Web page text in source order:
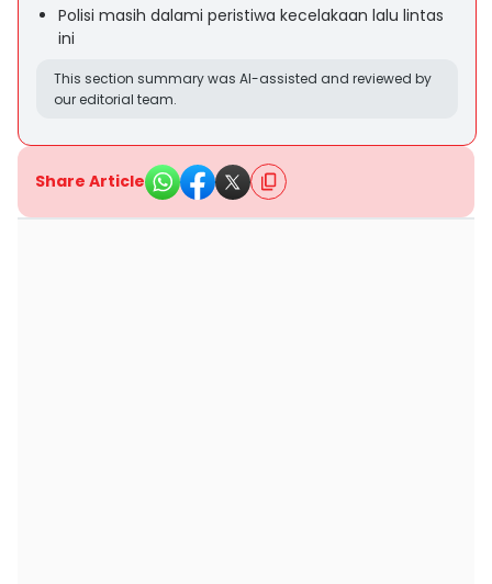
Polisi masih dalami peristiwa kecelakaan lalu lintas
ini
This section summary was AI-assisted and reviewed by
our editorial team.
Share Article